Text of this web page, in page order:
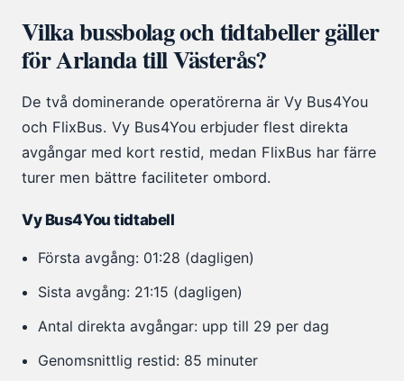
Vilka bussbolag och tidtabeller gäller
för Arlanda till Västerås?
De två dominerande operatörerna är Vy Bus4You
och FlixBus. Vy Bus4You erbjuder flest direkta
avgångar med kort restid, medan FlixBus har färre
turer men bättre faciliteter ombord.
Vy Bus4You tidtabell
Första avgång: 01:28 (dagligen)
Sista avgång: 21:15 (dagligen)
Antal direkta avgångar: upp till 29 per dag
Genomsnittlig restid: 85 minuter